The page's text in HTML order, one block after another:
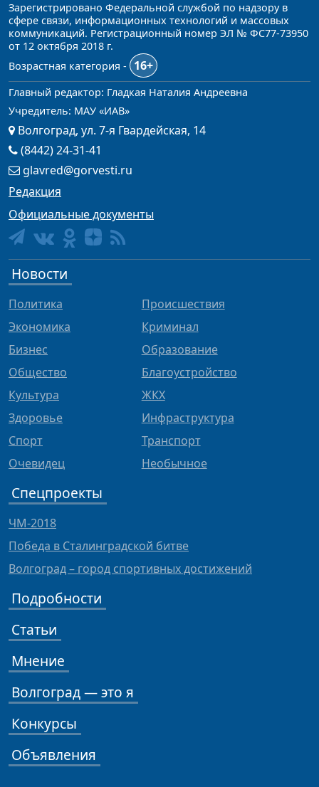
Зарегистрировано Федеральной службой по надзору в
сфере связи, информационных технологий и массовых
коммуникаций. Регистрационный номер ЭЛ № ФС77-73950
от 12 октября 2018 г.
Возрастная категория -
16+
Главный редактор: Гладкая Наталия Андреевна
Учредитель: МАУ «ИАВ»
Волгоград, ул. 7-я Гвардейская, 14
(8442) 24-31-41
glavred@gorvesti.ru
Редакция
Официальные документы
Новости
Политика
Экономика
Бизнес
Общество
Культура
Здоровье
Спорт
Очевидец
Происшествия
Криминал
Образование
Благоустройство
ЖКХ
Инфраструктура
Транспорт
Необычное
Спецпроекты
ЧМ-2018
Победа в Сталинградской битве
Волгоград – город спортивных достижений
Подробности
Статьи
Мнение
Волгоград — это я
Конкурсы
Объявления